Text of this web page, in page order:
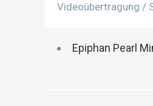
Videoübertragung /
Epiphan Pearl